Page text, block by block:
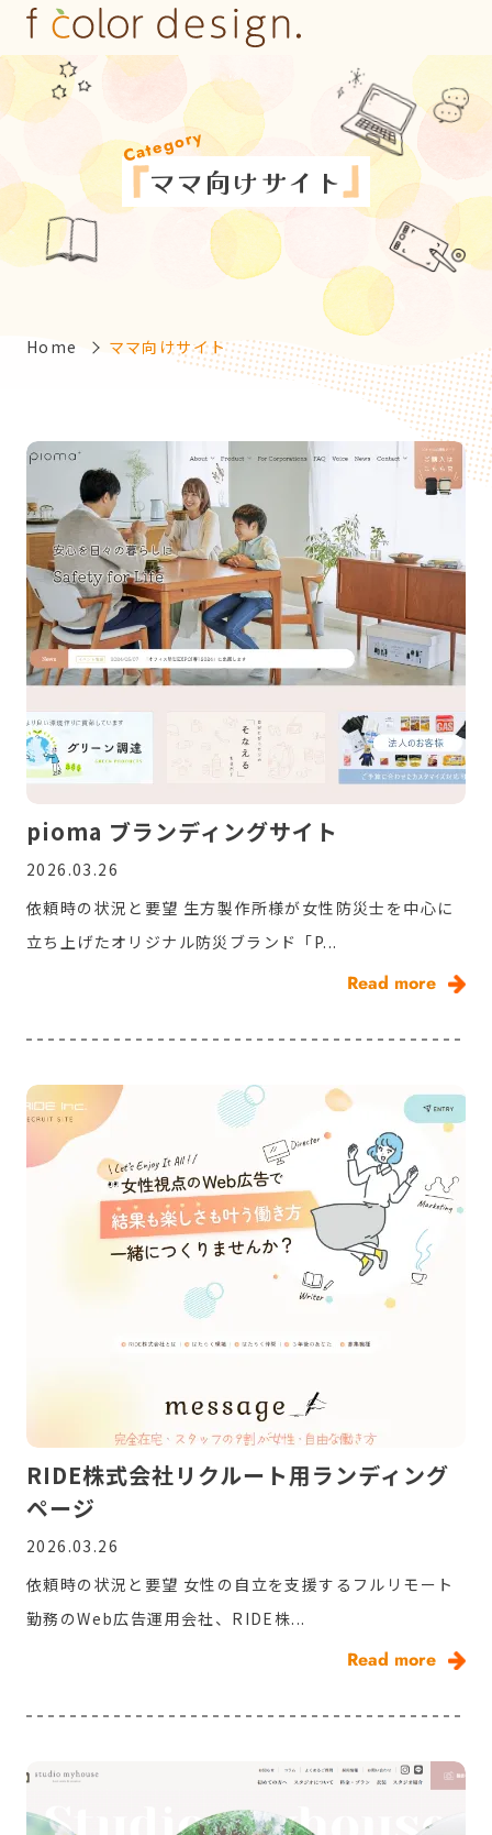
ママ向けサイ ト
Category
Home ママ向けサイト
pioma ブランディングサイト
2026.03.26
依頼時の状況と要望 生方製作所様が女性防災士を中心に
立ち上げたオリジナル防災ブランド「P...
Read more
RIDE株式会社リクルート用ランディング
ページ
2026.03.26
依頼時の状況と要望 女性の自立を支援するフルリモート
勤務のWeb広告運用会社、RIDE株...
Read more